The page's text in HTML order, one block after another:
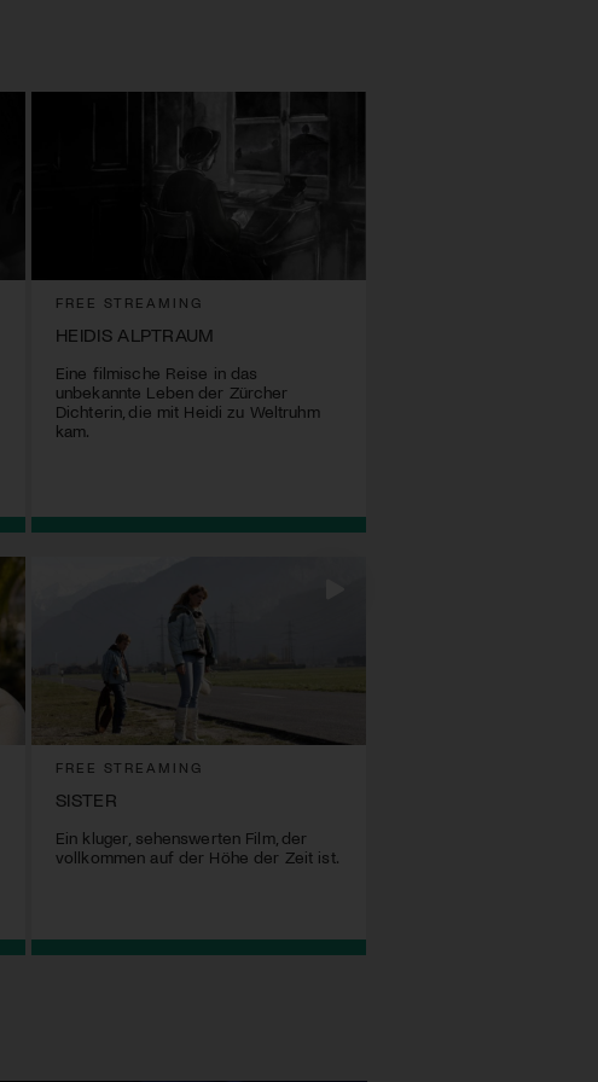
FREE STREAMING
HEIDIS ALPTRAUM
Eine filmische Reise in das
unbekannte Leben der Zürcher
Dichterin, die mit Heidi zu Weltruhm
kam.
FREE STREAMING
SISTER
Ein kluger, sehenswerten Film, der
vollkommen auf der Höhe der Zeit ist.